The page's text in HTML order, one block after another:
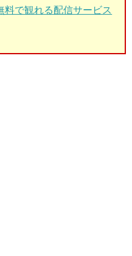
料で観れる配信サービス